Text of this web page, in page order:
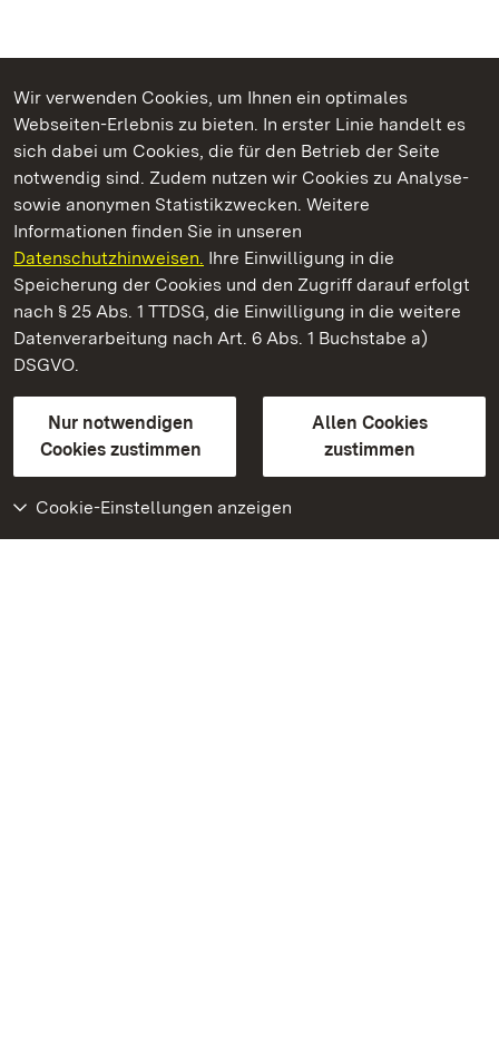
Wir verwenden Cookies, um Ihnen ein optimales
Webseiten-Erlebnis zu bieten. In erster Linie handelt es
sich dabei um Cookies, die für den Betrieb der Seite
notwendig sind. Zudem nutzen wir Cookies zu Analyse-
sowie anonymen Statistikzwecken. Weitere
Informationen finden Sie in unseren
Datenschutzhinweisen. Ihre Einwilligung in die
Speicherung der Cookies und den Zugriff darauf erfolgt
nach § 25 Abs. 1 TTDSG, die Einwilligung in die weitere
Datenverarbeitung nach Art. 6 Abs. 1 Buchstabe a)
DSGVO.
Nur notwendigen
Cookies zustimmen
Allen Cookies
zustimmen
Cookie-Einstellungen anzeigen
Kommen. Staunen. Genießen.
Staatliche Schlösser und Gärten Baden‑Württemberg
Staatliche Schlösser und Gärten Baden-Württemberg
Kontakt
GebärdenspracheLeichte Sprache
Erklärung zur Barrierefreiheit
BITV-konform (geprüfte Seiten)
Weiteres